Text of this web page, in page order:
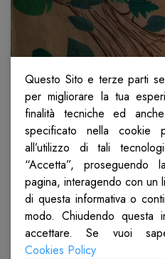
1^A e 1^C
Romano di
Pubblicato il
10 Maggio 2026
Scopri
Questo Sito e terze parti
per migliorare la tua
finalità tecniche ed
specificato nella cookie
all’utilizzo di tali
“Accetta”, proseguendo
pagina, interagendo con un
di questa informativa o
modo. Chiudendo questa
accettare. Se vuoi
Cookies Policy